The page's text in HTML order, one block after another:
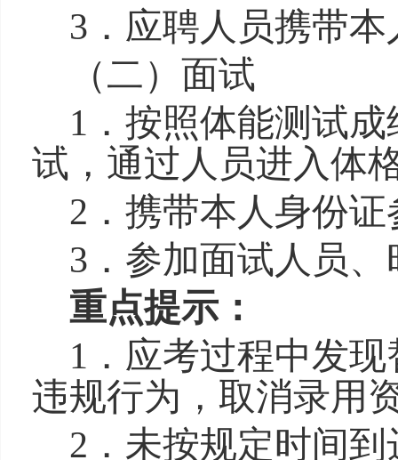
3．应聘人员携带
（二）面试
1．按照体能测试
试，通过人员进入体
2．携带本人身份
3．参加面试人员
重点提示：
1．应考过程中发
违规行为，取消录用
2． 未按规定时间